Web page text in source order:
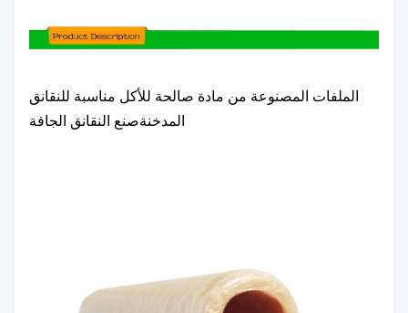
الملفات المصنوعة من مادة صالحة للأكل مناسبة للنقانق
المدخنةصنع النقانق الجافة